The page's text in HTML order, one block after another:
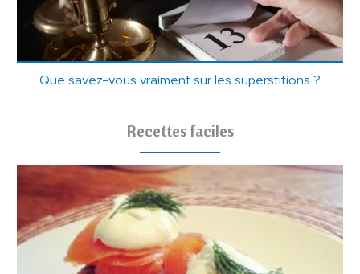
Que savez-vous vraiment sur les superstitions ?
Recettes faciles